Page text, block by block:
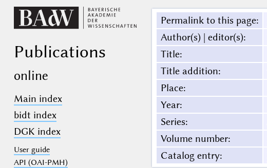
Publications
online
Main index
bidt index
DGK index
User guide
API (OAI-PMH)
Permalink to this page:
Author(s) | editor(s):
Title:
Title addition:
Place:
Year:
Series:
Volume number:
Catalog entry: